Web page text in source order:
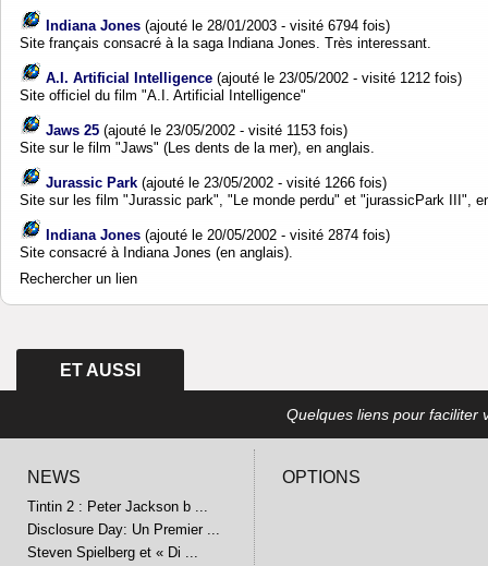
Indiana Jones (ajouté le 28/01/2003 - visité 6794 fois)
Site français consacré à la saga Indiana Jones. Très interessant.
A.I. Artificial Intelligence (ajouté le 23/05/2002 - visité 1212 fois)
Site officiel du film "A.I. Artificial Intelligence"
Jaws 25 (ajouté le 23/05/2002 - visité 1153 fois)
Site sur le film "Jaws" (Les dents de la mer), en anglais.
Jurassic Park (ajouté le 23/05/2002 - visité 1266 fois)
Site sur les film "Jurassic park", "Le monde perdu" et "jurassicPark III",
Indiana Jones (ajouté le 20/05/2002 - visité 2874 fois)
Site consacré à Indiana Jones (en anglais).
Rechercher un lien
ET AUSSI
Quelques liens pour faciliter
NEWS
Tintin 2 : Peter Jackson b ...
Disclosure Day: Un Premier ...
Steven Spielberg et « Di ...
OPTIONS